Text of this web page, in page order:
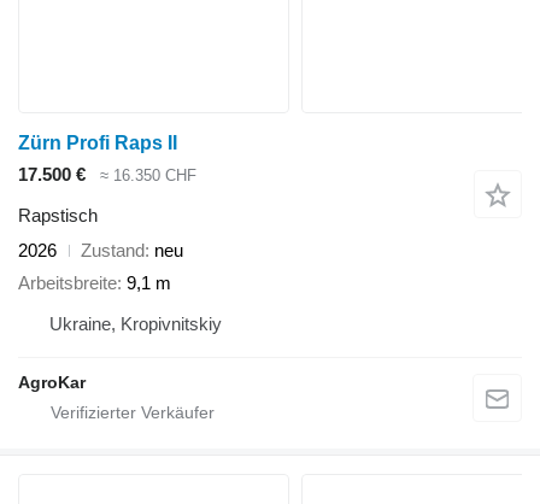
Zürn Profi Raps II
17.500 €
≈ 16.350 CHF
Rapstisch
2026
Zustand neu
Arbeitsbreite 9,1 m
Ukraine, Kropivnitskiy
AgroKar